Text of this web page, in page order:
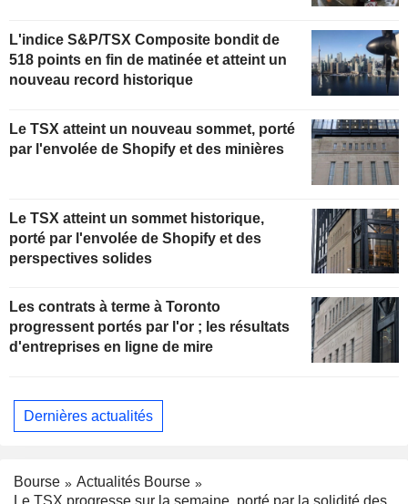
L'indice S&P/TSX Composite bondit de
518 points en fin de matinée et atteint un
nouveau record historique
Le TSX atteint un nouveau sommet, porté
par l'envolée de Shopify et des minières
Le TSX atteint un sommet historique,
porté par l'envolée de Shopify et des
perspectives solides
Les contrats à terme à Toronto
progressent portés par l'or ; les résultats
d'entreprises en ligne de mire
Dernières actualités
Bourse
Actualités Bourse